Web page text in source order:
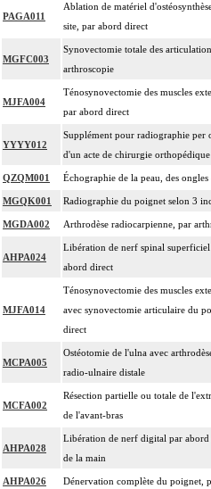
PAGA011
Ablation de matériel
site, par abord direct
MGFC003
Synovectomie totale des
arthroscopie
MJFA004
Ténosynovectomie des muscles
par abord direct
YYYY012
Supplément pour radiographie per
d'un acte de chirurgie
QZQM001 Échographie de la peau, des ongles
MGQK001 Radiographie du poignet selon 3
MGDA002 Arthrodèse radiocarpienne, par
AHPA024
Libération de nerf spinal superficiel
abord direct
MJFA014
Ténosynovectomie des muscles
avec synovectomie articulaire du
direct
MCPA005
Ostéotomie de l'ulna avec
radio-ulnaire distale
MCFA002
Résection partielle ou totale de
de l'avant-bras
AHPA028
Libération de nerf digital par
de la main
AHPA026 Dénervation complète du poignet,